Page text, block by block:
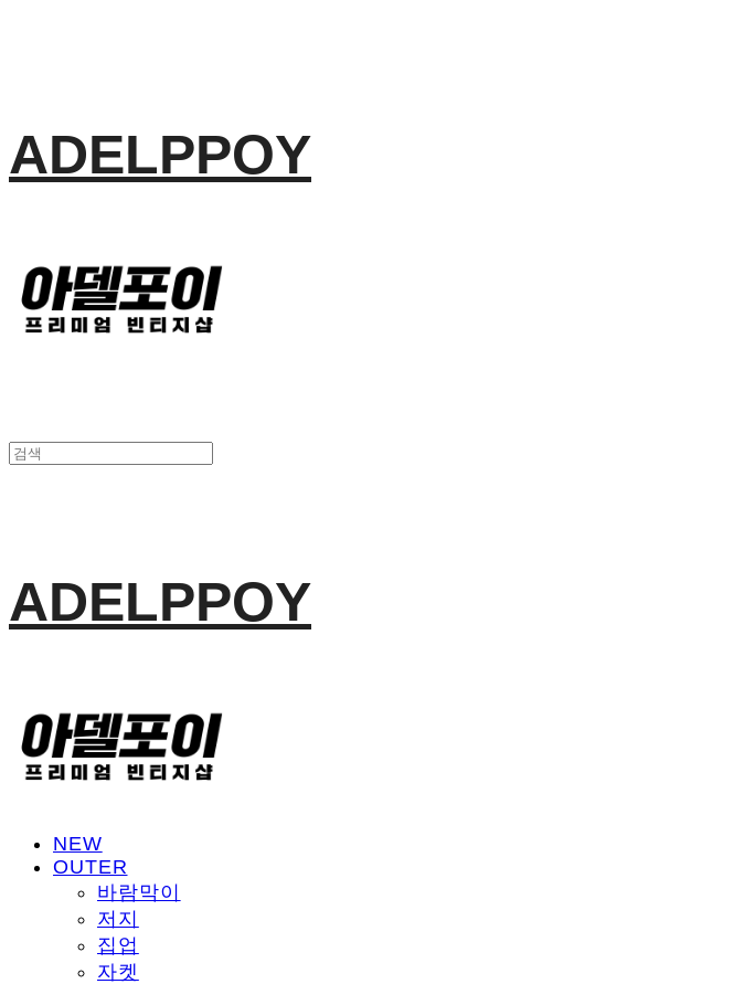
ADELPPOY
ADELPPOY
NEW
OUTER
바람막이
저지
집업
자켓